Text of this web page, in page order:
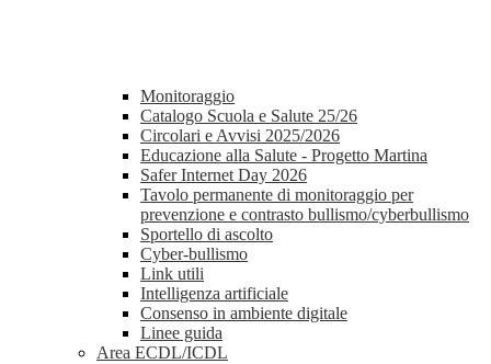
Monitoraggio
Catalogo Scuola e Salute 25/26
Circolari e Avvisi 2025/2026
Educazione alla Salute - Progetto Martina
Safer Internet Day 2026
Tavolo permanente di monitoraggio per
prevenzione e contrasto bullismo/cyberbullismo
Sportello di ascolto
Cyber-bullismo
Link utili
Intelligenza artificiale
Consenso in ambiente digitale
Linee guida
Area ECDL/ICDL